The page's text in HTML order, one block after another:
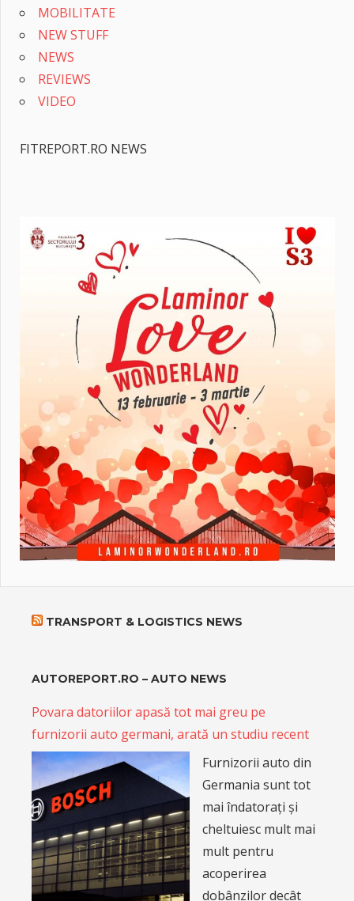
MOBILITATE
NEW STUFF
NEWS
REVIEWS
VIDEO
FITREPORT.RO NEWS
TRANSPORT & LOGISTICS NEWS
AUTOREPORT.RO – AUTO NEWS
Povara datoriilor apasă tot mai greu pe
furnizorii auto germani, arată un studiu recent
Furnizorii auto din
Germania sunt tot
mai îndatorați și
cheltuiesc mult mai
mult pentru
acoperirea
dobânzilor decât